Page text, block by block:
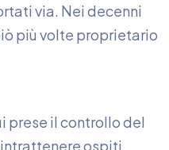
via. Nei decenni
più volte proprietario
prese il controllo del
ospiti